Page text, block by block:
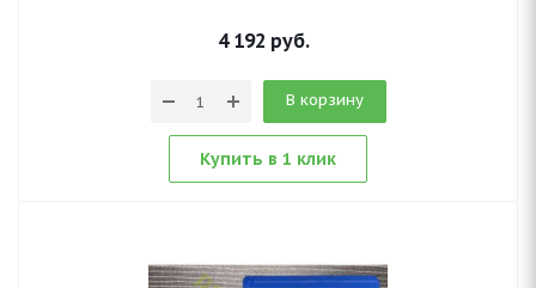
4 192 руб.
В корзину
Купить в 1 клик